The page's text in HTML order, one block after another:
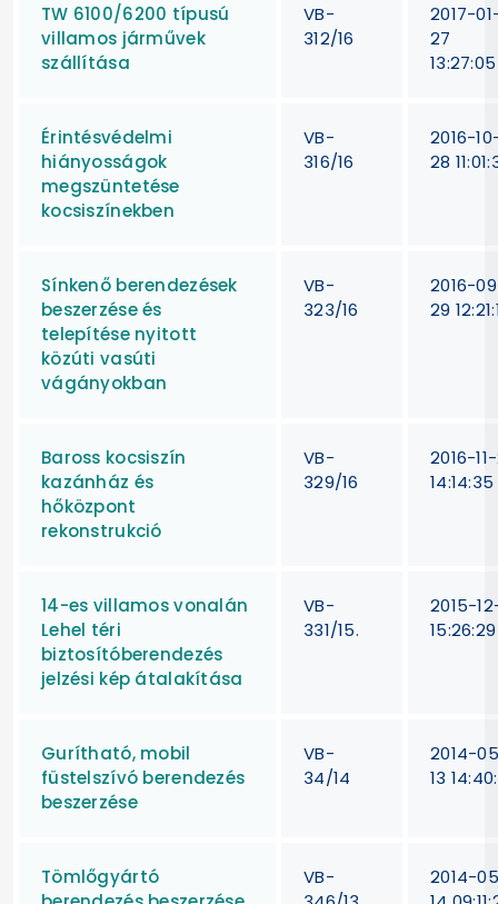
TW 6100/6200 típusú
villamos járművek
szállítása
VB-
312/16
2017-
27
13:27:05
Érintésvédelmi
hiányosságok
megszüntetése
kocsiszínekben
VB-
316/16
2016-
28
Sínkenő berendezések
beszerzése és
telepítése nyitott
közúti vasúti
vágányokban
VB-
323/16
2016-
29
Baross kocsiszín
kazánház és
hőközpont
rekonstrukció
VB-
329/16
2016-
14:14:35
14-es villamos vonalán
Lehel téri
biztosítóberendezés
jelzési kép átalakítása
VB-
331/15.
2015-
15:26:29
Gurítható, mobil
füstelszívó berendezés
beszerzése
VB-
34/14
2014-
13
Tömlőgyártó
VB-
2014-